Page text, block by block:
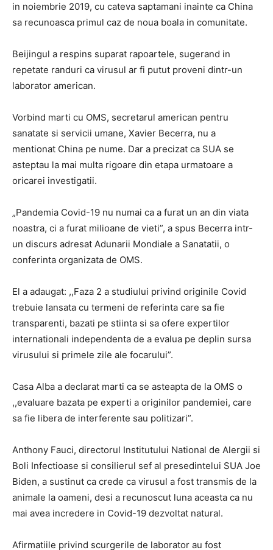
in noiembrie 2019, cu cateva saptamani inainte ca China
sa recunoasca primul caz de noua boala in comunitate.
Beijingul a respins suparat rapoartele, sugerand in
repetate randuri ca virusul ar fi putut proveni dintr-un
laborator american.
Vorbind marti cu OMS, secretarul american pentru
sanatate si servicii umane, Xavier Becerra, nu a
mentionat China pe nume. Dar a precizat ca SUA se
asteptau la mai multa rigoare din etapa urmatoare a
oricarei investigatii.
„Pandemia Covid-19 nu numai ca a furat un an din viata
noastra, ci a furat milioane de vieti”, a spus Becerra intr-
un discurs adresat Adunarii Mondiale a Sanatatii, o
conferinta organizata de OMS.
El a adaugat: ,,Faza 2 a studiului privind originile Covid
trebuie lansata cu termeni de referinta care sa fie
transparenti, bazati pe stiinta si sa ofere expertilor
internationali independenta de a evalua pe deplin sursa
virusului si primele zile ale focarului”.
Casa Alba a declarat marti ca se asteapta de la OMS o
,,evaluare bazata pe experti a originilor pandemiei, care
sa fie libera de interferente sau politizari”.
Anthony Fauci, directorul Institutului National de Alergii si
Boli Infectioase si consilierul sef al presedintelui SUA Joe
Biden, a sustinut ca crede ca virusul a fost transmis de la
animale la oameni, desi a recunoscut luna aceasta ca nu
mai avea incredere in Covid-19 dezvoltat natural.
Afirmatiile privind scurgerile de laborator au fost